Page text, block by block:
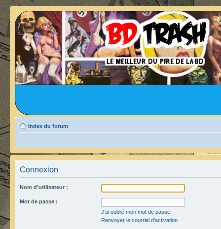
Index du forum
Connexion
Nom d’utilisateur :
Mot de passe :
J’ai oublié mon mot de passe
Renvoyer le courriel d’activation